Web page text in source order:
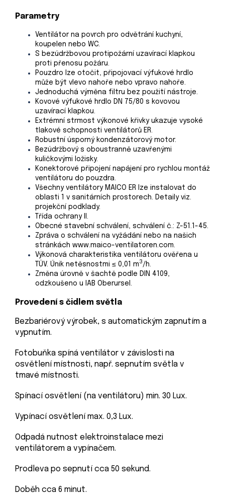
Parametry
Ventilátor na povrch pro odvětrání kuchyní,
koupelen nebo WC.
S bezúdržbovou protipožární uzavírací klapkou
proti přenosu požáru.
Pouzdro lze otočit, připojovací výfukové hrdlo
může být vlevo nahoře nebo vpravo nahoře.
Jednoduchá výměna filtru bez použití nástroje.
Kovové výfukové hrdlo DN 75/80 s kovovou
uzavírací klapkou.
Extrémní strmost výkonové křivky ukazuje vysoké
tlakové schopnosti ventilátorů ER.
Robustní úsporný kondenzátorový motor.
Bezúdržbový s oboustranně uzavřenými
kuličkovými ložisky.
Konektorové připojení napájení pro rychlou montáž
ventilátoru do pouzdra.
Všechny ventilátory MAICO ER lze instalovat do
oblasti 1 v sanitárních prostorech. Detaily viz.
projekční podklady.
Třída ochrany II.
Obecné stavební schválení, schválení č.: Z-51.1-45.
Zpráva o schválení na vyžádání nebo na našich
stránkách www.maico-ventilatoren.com.
Výkonová charakteristika ventilátoru ověřena u
TÜV. Únik netěsnostmi ≤ 0,01 m 3 /h.
Změna úrovně v šachtě podle DIN 4109,
odzkoušeno u IAB Oberursel.
Provedení s čidlem světla
Bezbariérový výrobek, s automatickým zapnutím a
vypnutím.
Fotobuňka spíná ventilátor v závislosti na
osvětlení místnosti, např. sepnutím světla v
tmavé místnosti.
Spínací osvětlení (na ventilátoru) min. 30 Lux.
Vypínací osvětlení max. 0,3 Lux.
Odpadá nutnost elektroinstalace mezi
ventilátorem a vypínačem.
Prodleva po sepnutí cca 50 sekund.
Doběh cca 6 minut.